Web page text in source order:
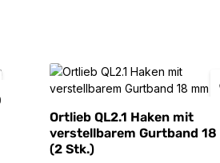
Ortlieb QL2.1 Haken mit
verstellbarem Gurtband 18
(2 Stk.)